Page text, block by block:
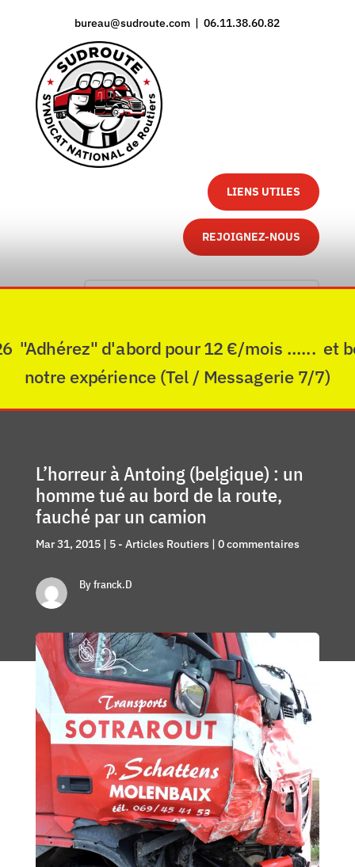
bureau@sudroute.com | 06.11.38.60.82
LIENS UTILES
REJOIGNEZ-NOUS
d'abord pour 12 €/mois ...... et
notre expérience (Tel / Messagerie 7/7)
L’horreur à Antoing (belgique) : un
homme tué au bord de la route,
fauché par un camion
Mar 31, 2015| 5 - Articles Routiers| 0 commentaires
By franck.D